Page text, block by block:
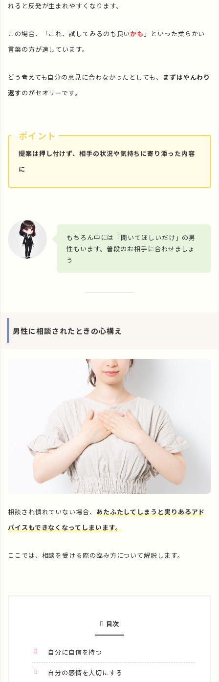
れると反発が生まれやすくなります。
この場合、「これ、試してみるのも良いかも 」といった柔らかい
言葉の方が適しています。
どう考えても自分の意見に合わなかったとしても、
まずはやんわり
返すのがセオリーです。
ポイント
提案は押し付けず、相手の状況や気持ちに寄り添った内容
に
もちろん中には「聞いてほしいだけ」の男
性もいます。普段のお相手に合わせましょ
う
男性に相談されたときの心構え
相談され慣れていない場合、 あたふたしてしまうと実りあるアド
バイスもできなくなってしまいます。
ここでは、相談を受ける際の臨み方について解説します。
目次
自分に自信を持つ
自分の感情を大切にする